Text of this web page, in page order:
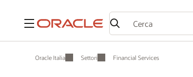
Menu
Oracle Italia Settori Financial Services